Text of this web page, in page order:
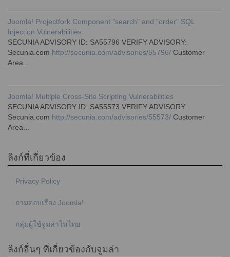
Joomla! Projectfork Component "search" and "order" SQL
Injection Vulnerabilities
SECUNIA ADVISORY ID: SA55796 VERIFY ADVISORY:
Secunia.com http://secunia.com/advisories/55796/ Customer
Area...
Joomla! Multiple Cross-Site Scripting Vulnerabilities
SECUNIA ADVISORY ID: SA55573 VERIFY ADVISORY:
Secunia.com http://secunia.com/advisories/55573/ Customer
Area...
ลิงก์ที่เกี่ยวข้อง
Privacy Policy
ถามตอบเรื่อง Joomla!
กลุ่มผู้ใช้จูมล่าในไทย
ลิงก์อื่นๆ ที่เกี่ยวข้องกับจูมล่า